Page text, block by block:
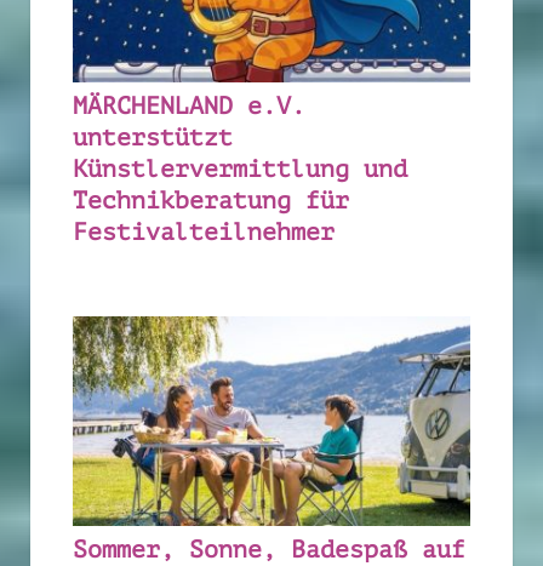
MÄRCHENLAND e.V.
unterstützt
Künstlervermittlung und
Technikberatung für
Festivalteilnehmer
Sommer, Sonne, Badespaß auf